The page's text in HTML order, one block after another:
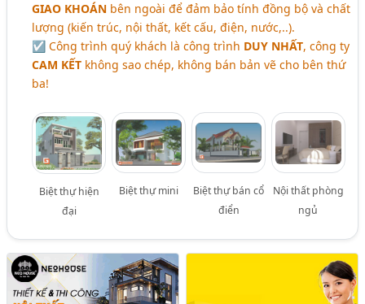
GIAO KHOÁN bên ngoài để đảm bảo tính đồng bộ và chất
lượng (kiến trúc, nội thất, kết cấu, điện, nước,..).
☑ Công trình quý khách là công trình DUY NHẤT, công ty
CAM KẾT không sao chép, không bán bản vẽ cho bên thứ
ba!
Biệt thự hiện
đại
Biệt thự mini
Biệt thự bán cổ
điển
Nội thất phòng
ngủ